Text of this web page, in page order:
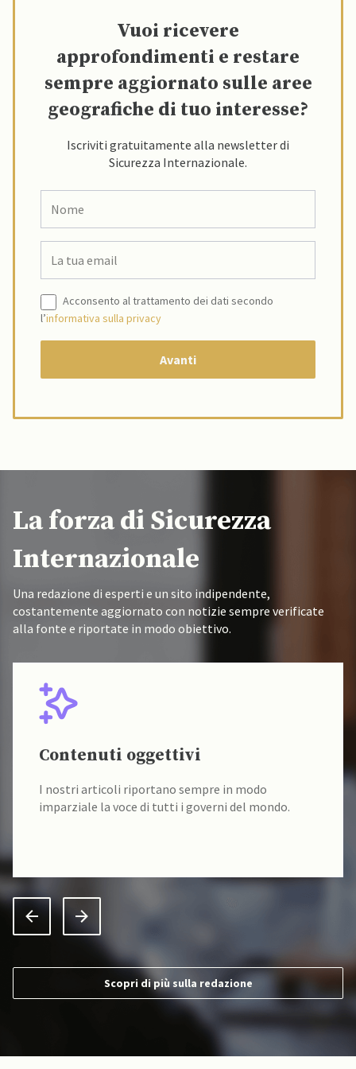
Vuoi ricevere
approfondimenti e restare
sempre aggiornato sulle aree
geografiche di tuo interesse?
Iscriviti gratuitamente alla newsletter di
Sicurezza Internazionale.
Acconsento al trattamento dei dati secondo
l’informativa sulla privacy
La forza di Sicurezza
Internazionale
Una redazione di esperti e un sito indipendente,
costantemente aggiornato con notizie sempre verificate
alla fonte e riportate in modo obiettivo.
Contenuti oggettivi
I nostri articoli riportano sempre in modo
imparziale la voce di tutti i governi del mondo.
Scopri di più sulla redazione